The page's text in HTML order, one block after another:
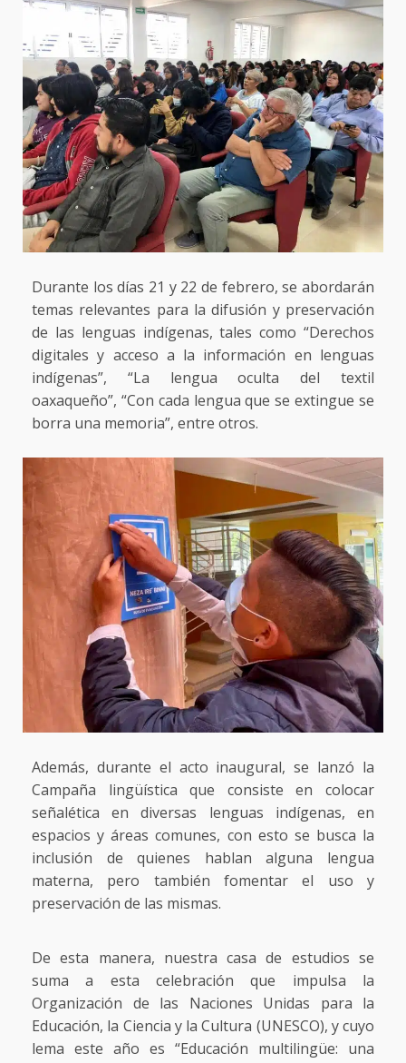
Durante los días 21 y 22 de febrero, se abordarán
temas relevantes para la difusión y preservación
de las lenguas indígenas, tales como “Derechos
digitales y acceso a la información en lenguas
indígenas”, “La lengua oculta del textil
oaxaqueño”, “Con cada lengua que se extingue se
borra una memoria”, entre otros.
Además, durante el acto inaugural, se lanzó la
Campaña lingüística que consiste en colocar
señalética en diversas lenguas indígenas, en
espacios y áreas comunes, con esto se busca la
inclusión de quienes hablan alguna lengua
materna, pero también fomentar el uso y
preservación de las mismas.
De esta manera, nuestra casa de estudios se
suma a esta celebración que impulsa la
Organización de las Naciones Unidas para la
Educación, la Ciencia y la Cultura (UNESCO), y cuyo
lema este año es “Educación multilingüe: una